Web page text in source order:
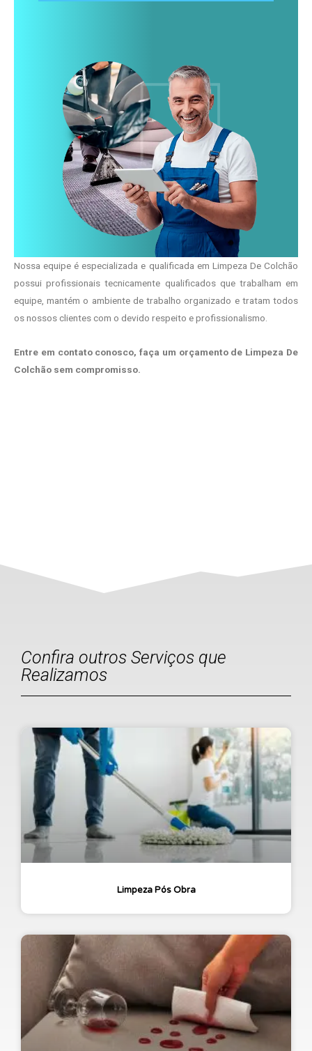
Nossa equipe é especializada e qualificada em Limpeza De Colchão
possui profissionais tecnicamente qualificados que trabalham em
equipe, mantém o ambiente de trabalho organizado e tratam todos
os nossos clientes com o devido respeito e profissionalismo.
Entre em contato conosco, faça um orçamento de Limpeza De
Colchão sem compromisso.
Confira outros Serviços que
Realizamos
Limpeza Pós Obra